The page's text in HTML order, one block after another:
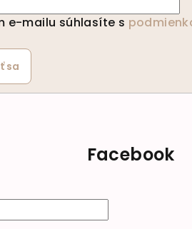
e-mailu súhlasíte s
sa
Facebook